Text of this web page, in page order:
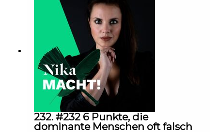
+ auf Wunsch mit Video auf Spotify (zeitversetzt zur
+ jeden Donnerstag eine neue Folge
+ Du hast Zugang zu nicht mehr öffentlich zugänglichen
+ mit jeder Folge ein imaginäres "Dankeschön" :)
+ je nach Paket mit wöchentlichem Tritt in den Hintern
(Impuls der Woche) + unschlagbaren Boni
232. #232 6 Punkte, die
dominante Menschen oft falsch